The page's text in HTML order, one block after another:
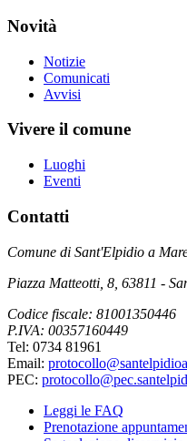
Novità
Notizie
Comunicati
Avvisi
Vivere il comune
Luoghi
Eventi
Contatti
Comune di Sant'Elpidio a
Piazza Matteotti, 8, 63811 -
Codice fiscale: 81001350446
P.IVA: 00357160449
Tel: 0734 81961
Email:
PEC:
Leggi le FAQ
Prenotazione